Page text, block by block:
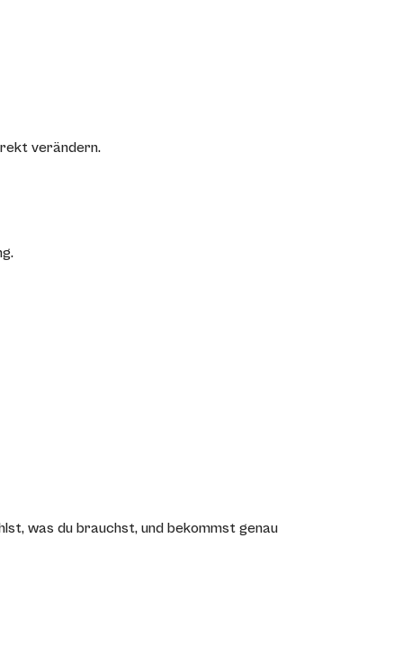
verändern.
was du brauchst, und bekommst genau